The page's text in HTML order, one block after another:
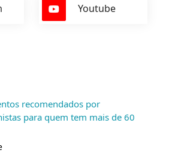
Youtube
recomendados por
para quem tem mais de 60